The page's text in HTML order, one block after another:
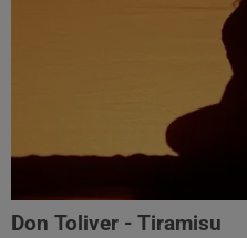
Don Toliver - Tiramisu